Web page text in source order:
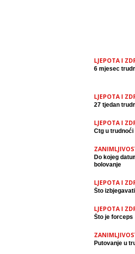
LJEPOTA I
6 mjesec
LJEPOTA I
27 tjedan
LJEPOTA I
Ctg u
Do kojeg
bolovanje
LJEPOTA I
Što
LJEPOTA I
Što je forceps
Putovanje u